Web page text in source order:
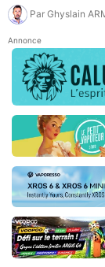
Par Ghyslain
Annonce